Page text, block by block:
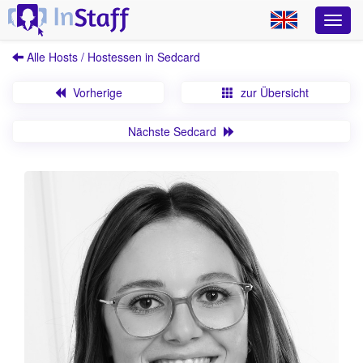
Alle Hosts / Hostessen in Sedcard
Vorherige zur Übersicht
Nächste Sedcard